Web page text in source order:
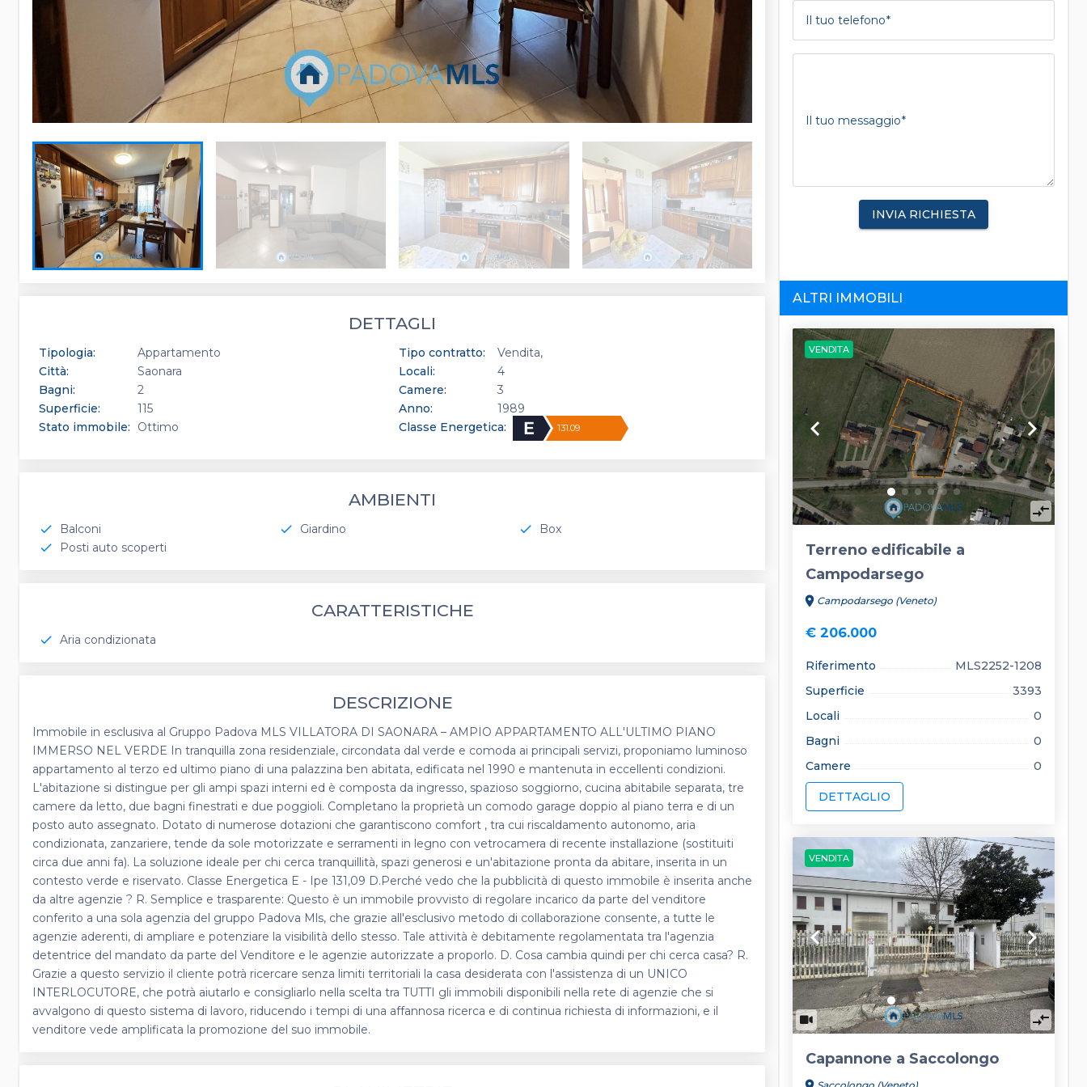
DETTAGLI
Tipologia: Appartamento Tipo contratto:
Vendita
Città:
Saonara Locali:
4
Bagni:
2 Camere:
3
Superficie:
115 Anno:
1989
Stato immobile:
Ottimo Classe Energetica: 131.09
AMBIENTI
check Balconi check Giardino check
Box
check
Posti auto scoperti
CARATTERISTICHE
check Aria condizionata
DESCRIZIONE
Immobile in esclusiva al Gruppo Padova MLS VILLATORA DI SAONARA – AMPIO APPARTAMENTO ALL'ULTIMO PIANO
IMMERSO NEL VERDE In tranquilla zona residenziale, circondata dal verde e comoda ai principali servizi, proponiamo luminoso
appartamento al terzo ed ultimo piano di una palazzina ben abitata, edificata nel 1990 e mantenuta in eccellenti condizioni.
L'abitazione si distingue per gli ampi spazi interni ed è composta da ingresso, spazioso soggiorno, cucina abitabile separata, tre
camere da letto, due bagni finestrati e due poggioli. Completano la proprietà un comodo garage doppio al piano terra e di un
posto auto assegnato. Dotato di numerose dotazioni che garantiscono comfort , tra cui riscaldamento autonomo, aria
condizionata, zanzariere, tende da sole motorizzate e serramenti in legno con vetrocamera di recente installazione (sostituiti
circa due anni fa). La soluzione ideale per chi cerca tranquillità, spazi generosi e un'abitazione pronta da abitare, inserita in un
contesto verde e riservato. Classe Energetica E - Ipe 131,09 D.Perché vedo che la pubblicità di questo immobile è inserita anche
da altre agenzie ? R. Semplice e trasparente: Questo è un immobile provvisto di regolare incarico da parte del venditore
conferito a una sola agenzia del gruppo Padova Mls, che grazie all'esclusivo metodo di collaborazione consente, a tutte le
agenzie aderenti, di ampliare e potenziare la visibilità dello stesso. Tale attività è debitamente regolamentata tra l'agenzia
detentrice del mandato da parte del Venditore e le agenzie autorizzate a proporlo. D. Cosa cambia quindi per chi cerca casa? R.
Grazie a questo servizio il cliente potrà ricercare senza limiti territoriali la casa desiderata con l'assistenza di un UNICO
INTERLOCUTORE, che potrà aiutarlo e consigliarlo nella scelta tra TUTTI gli immobili disponibili nella rete di agenzie che si
avvalgono di questo sistema di lavoro, riducendo i tempi di una affannosa ricerca e di continua richiesta di informazioni, e il
venditore vede amplificata la promozione del suo immobile.
Il tuo telefono
Il tuo messaggio
INVIA RICHIESTA
ALTRI IMMOBILI
VENDITA
keyboard_arrow_left keyboard_arrow_right
compare_arrows
Terreno edificabile a
Campodarsego
location_on Campodarsego (Veneto)
€ 206.000
Riferimento
MLS2252-1208
Superficie
3393
Locali
0
Bagni
0
Camere
0
DETTAGLIO
VENDITA
keyboard_arrow_left keyboard_arrow_right
compare_arrows
Capannone a Saccolongo